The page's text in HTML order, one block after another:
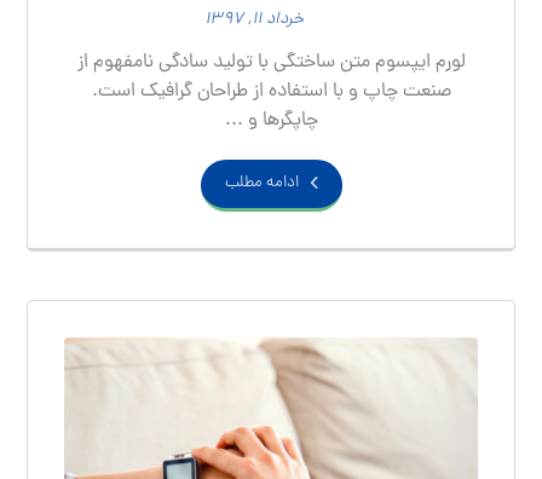
خرداد ۱۱, ۱۳۹۷
لورم ایپسوم متن ساختگی با تولید سادگی نامفهوم از
صنعت چاپ و با استفاده از طراحان گرافیک است.
چاپگرها و ...
ادامه مطلب